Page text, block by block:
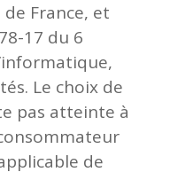
France, et
17 du 6
Le choix de
pas atteinte à
de